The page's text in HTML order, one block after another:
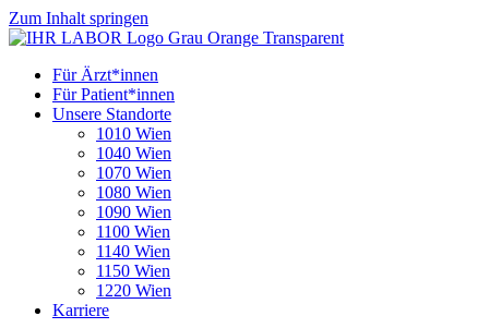
Zum Inhalt springen
Für Ärzt*innen
Für Patient*innen
Unsere Standorte
1010 Wien
1040 Wien
1070 Wien
1080 Wien
1090 Wien
1100 Wien
1140 Wien
1150 Wien
1220 Wien
Karriere